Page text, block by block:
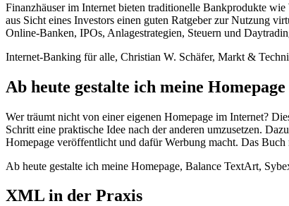
Finanzhäuser im Internet bieten traditionelle Bankprodukte
aus Sicht eines Investors einen guten Ratgeber zur Nutzung
Online-Banken, IPOs, Anlagestrategien, Steuern und
Internet-Banking für alle, Christian W. Schäfer, Markt &
Ab heute gestalte ich meine Homepage
Wer träumt nicht von einer eigenen Homepage im Internet?
Schritt eine praktische Idee nach der anderen umzusetzen.
Homepage veröffentlicht und dafür Werbung macht. Das
Ab heute gestalte ich meine Homepage, Balance TextArt,
XML in der Praxis